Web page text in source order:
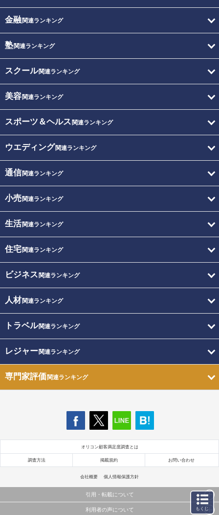
金融関連ランキング
塾関連ランキング
スクール関連ランキング
美容関連ランキング
スポーツ＆ヘルス 関連ランキング
ウエディング関連ランキング
通信関連ランキング
小売関連ランキング
生活関連ランキング
住宅関連ランキング
ビジネス 関連ランキング
人材関連ランキング
トラベル関連ランキング
レジャー関連ランキング
専門家評価関連ランキング
オリコン顧客満足度調査とは
調査方法 掲載規約 お問い合わせ
会社概要 個人情報保護方針
引用・転載について
当サイトで公開されている情報（文字、写真、イラスト、画像データ等）及びこれらの配置・
利用者の声について もくじ